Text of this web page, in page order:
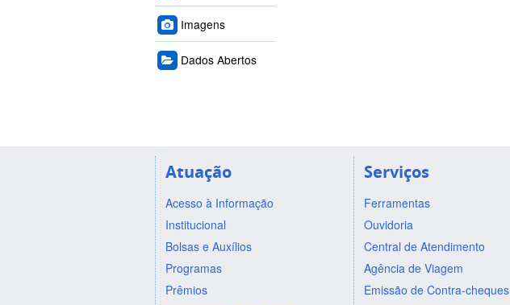
Imagens
Dados Abertos
Atuação
Acesso à Informação
Institucional
Bolsas e Auxílios
Programas
Prêmios
Serviços
Ferramentas
Ouvidoria
Central de Atendimento
Agência de Viagem
Emissão de Contra-cheques